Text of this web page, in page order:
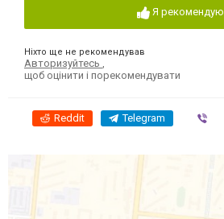
Я рекомендую
Ніхто ще не рекомендував
Авторизуйтесь
щоб оцінити і порекомендувати
Reddit Telegram